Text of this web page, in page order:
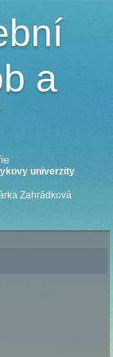
a
univerzity
Zahrádková